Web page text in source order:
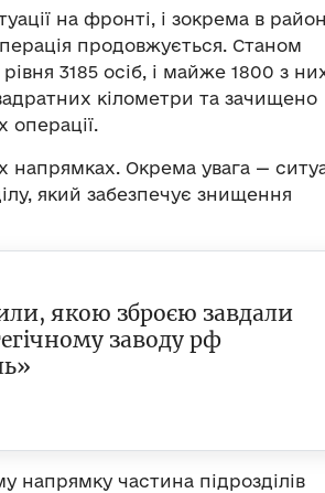
на фронті, і зокрема в
продовжується. Станом
3185 осіб, і майже 1800 з
кілометри та зачищено
операції.
Окрема увага —
який забезпечує знищення
якою зброєю завдали
заводу рф
напрямку частина підрозділів